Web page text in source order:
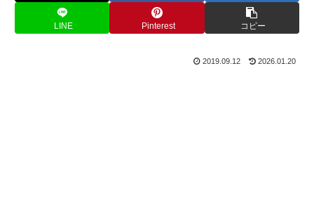
LINE Pinterest コピー
2019.09.12 2026.01.20